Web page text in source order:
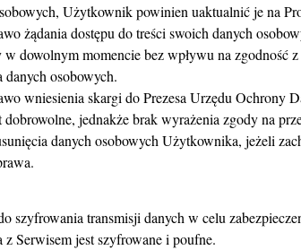
Użytkownik powinien uaktualnić je na
żądania dostępu do treści swoich danych
dowolnym momencie bez wpływu na zgodność
osobowych.
wniesienia skargi do Prezesa Urzędu Ochrony
dobrowolne, jednakże brak wyrażenia zgody na
danych osobowych Użytkownika, jeżeli
szyfrowania transmisji danych w celu
Serwisem jest szyfrowane i poufne.